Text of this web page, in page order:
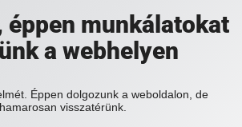
éppen munkálatokat
a webhelyen
Éppen dolgozunk a weboldalon, de
hamarosan visszatérünk.